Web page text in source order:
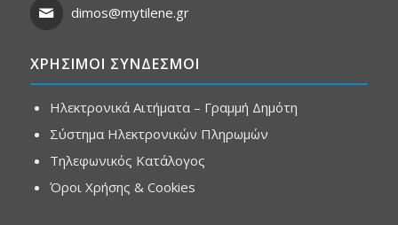
dimos@mytilene.gr
ΧΡΗΣΙΜΟΙ ΣΥΝΔΕΣΜΟΙ
Ηλεκτρονικά Αιτήματα – Γραμμή Δημότη
Σύστημα Ηλεκτρονικών Πληρωμών
Τηλεφωνικός Κατάλογος
Όροι Χρήσης & Cookies